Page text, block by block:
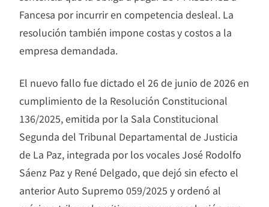
Fancesa por incurrir en competencia desleal. La
resolución también impone costas y costos a la
empresa demandada.
El nuevo fallo fue dictado el 26 de junio de 2026 en
cumplimiento de la Resolución Constitucional
136/2025, emitida por la Sala Constitucional
Segunda del Tribunal Departamental de Justicia
de La Paz, integrada por los vocales José Rodolfo
Sáenz Paz y René Delgado, que dejó sin efecto el
anterior Auto Supremo 059/2025 y ordenó al